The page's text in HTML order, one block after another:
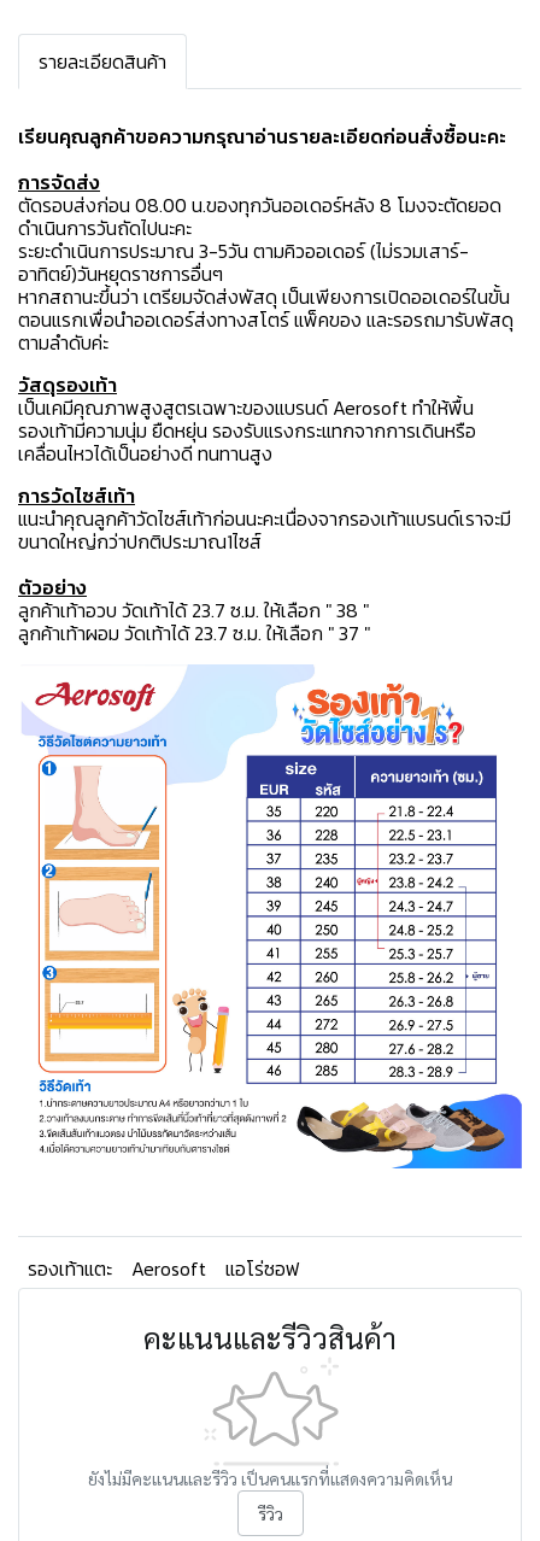
รายละเอียดสินค้า
เรียนคุณลูกค้าขอความกรุณาอ่านรายละเอียดก่อนสั่งซื้อนะคะ️
การจัดส่ง
ตัดรอบส่งก่อน 08.00 น.ของทุกวันออเดอร์หลัง 8 โมงจะตัดยอด
ดำเนินการวันถัดไปนะคะ
ระยะดำเนินการประมาณ 3-5วัน ตามคิวออเดอร์ (ไม่รวมเสาร์-
อาทิตย์)วันหยุดราชการอื่นๆ
หากสถานะขึ้นว่า เตรียมจัดส่งพัสดุ เป็นเพียงการเปิดออเดอร์ในขั้น
ตอนแรกเพื่อนำออเดอร์ส่งทางสโตร์ แพ็คของ และรอรถมารับพัสดุ
ตามลำดับค่ะ
วัสดุรองเท้า
เป็นเคมีคุณภาพสูงสูตรเฉพาะของแบรนด์ Aerosoft ทำให้พื้น
รองเท้ามีความนุ่ม ยืดหยุ่น รองรับแรงกระแทกจากการเดินหรือ
เคลื่อนไหวได้เป็นอย่างดี ทนทานสูง
การวัดไซส์เท้า
แนะนำคุณลูกค้าวัดไซส์เท้าก่อนนะคะเนื่องจากรองเท้าแบรนด์เราจะมี
ขนาดใหญ่กว่าปกติประมาณ1ไซส์
ตัวอย่าง
ลูกค้าเท้าอวบ วัดเท้าได้ 23.7 ซ.ม. ให้เลือก " 38 "
ลูกค้าเท้าผอม วัดเท้าได้ 23.7 ซ.ม. ให้เลือก " 37 "
รองเท้าแตะ Aerosoft แอโร่ซอฟ
คะแนนและรีวิวสินค้า
ยังไม่มีคะแนนและรีวิว เป็นคนแรกที่แสดงความคิดเห็น
รีวิว